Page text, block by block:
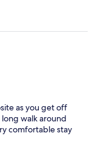
as you get off
walk around
comfortable stay